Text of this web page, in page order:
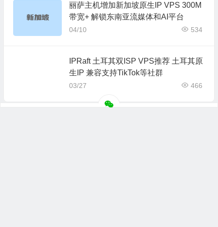
丽萨主机增加新加坡原生IP VPS 300M
带宽+ 解锁东南亚流媒体和AI平台
04/10 534
IPRaft 土耳其双ISP VPS推荐 土耳其原
生IP 兼容支持TikTok等社群
03/27 466